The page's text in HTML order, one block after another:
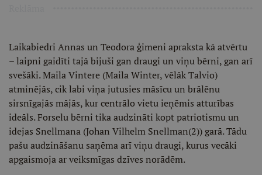
Laikabiedri Annas un Teodora ģimeni apraksta kā atvērtu
– laipni gaidīti tajā bijuši gan draugi un viņu bērni, gan arī
svešāki. Maila Vintere (Maila Winter, vēlāk Talvio)
atminējās, cik labi viņa jutusies māsīcu un brālēnu
sirsnīgajās mājās, kur centrālo vietu ieņēmis atturības
ideāls. Forselu bērni tika audzināti kopt patriotismu un
idejas Snellmana (Johan Vilhelm Snellman(2)) garā. Tādu
pašu audzināšanu saņēma arī viņu draugi, kurus vecāki
apgaismoja ar veiksmīgas dzīves norādēm.